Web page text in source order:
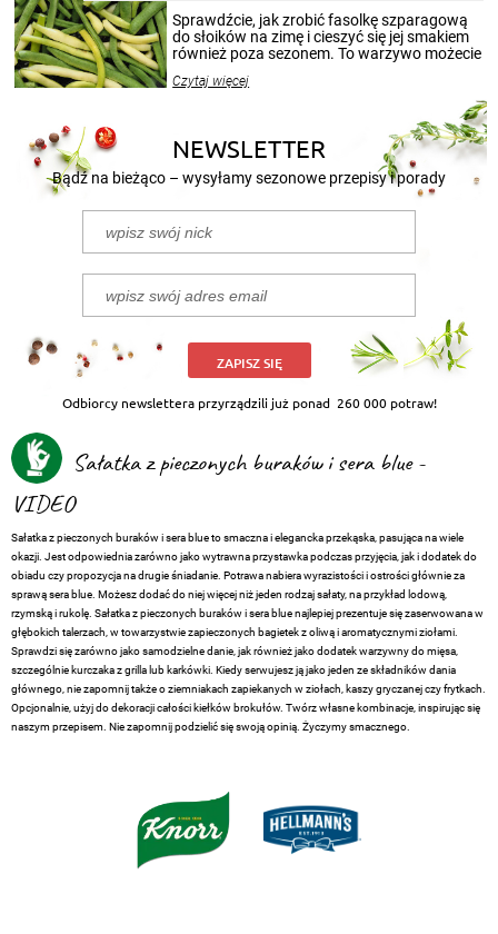
patenty, które pozwolą zachować świeżość
przetworów.
Sprawdźcie, jak zrobić fasolkę szparagową
do słoików na zimę i cieszyć się jej smakiem
również poza sezonem. To warzywo możecie
nasze propozycje!
Czytaj więcej
NEWSLETTER
Bądź na bieżąco – wysyłamy sezonowe przepisy i porady
ZAPISZ SIĘ
Odbiorcy newslettera przyrządzili już ponad 260 000 potraw!
Sałatka z pieczonych buraków i sera blue -
VIDEO
Sałatka z pieczonych buraków i sera blue to smaczna i elegancka przekąska, pasująca na wiele
okazji. Jest odpowiednia zarówno jako wytrawna przystawka podczas przyjęcia, jak i dodatek do
obiadu czy propozycja na drugie śniadanie. Potrawa nabiera wyrazistości i ostrości głównie za
sprawą sera blue. Możesz dodać do niej więcej niż jeden rodzaj sałaty, na przykład lodową,
rzymską i rukolę. Sałatka z pieczonych buraków i sera blue najlepiej prezentuje się zaserwowana w
głębokich talerzach, w towarzystwie zapieczonych bagietek z oliwą i aromatycznymi ziołami.
Sprawdzi się zarówno jako samodzielne danie, jak również jako dodatek warzywny do mięsa,
szczególnie kurczaka z grilla lub karkówki. Kiedy serwujesz ją jako jeden ze składników dania
głównego, nie zapomnij także o ziemniakach zapiekanych w ziołach, kaszy gryczanej czy frytkach.
Opcjonalnie, użyj do dekoracji całości kiełków brokułów. Twórz własne kombinacje, inspirując się
naszym przepisem. Nie zapomnij podzielić się swoją opinią. Życzymy smacznego.